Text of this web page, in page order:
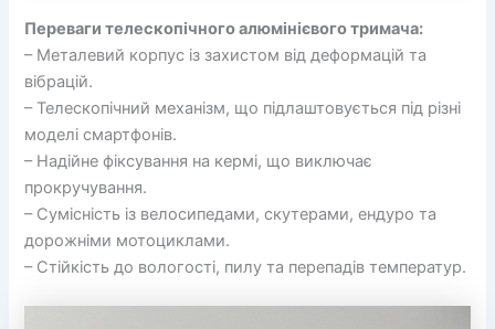
Переваги телескопічного алюмінієвого тримача:
– Металевий корпус із захистом від деформацій та
вібрацій.
– Телескопічний механізм, що підлаштовується під різні
моделі смартфонів.
– Надійне фіксування на кермі, що виключає
прокручування.
– Сумісність із велосипедами, скутерами, ендуро та
дорожніми мотоциклами.
– Стійкість до вологості, пилу та перепадів температур.